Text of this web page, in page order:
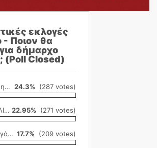
εκλογές
- Ποιον θα
δήμαρχο
(Poll Closed)
Σαββόπουλος Δημήτρης 24.3% (287 votes)
Υποψήφιος «ΦΙΛΙΚΗ ΕΤΑΙΡΕΙΑ» 22.95% (271 votes)
Γρηγοριάδης Γρηγόρης 17.7% (209 votes)